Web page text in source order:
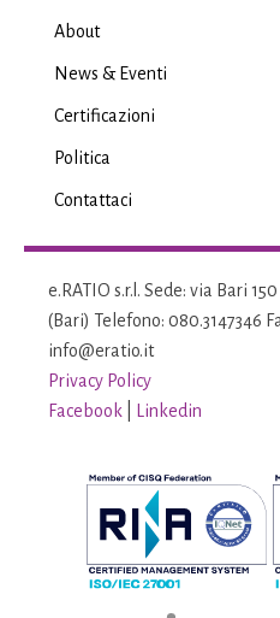
About
News & Eventi
Certificazioni
Politica
Contattaci
e.RATIO s.r.l. Sede: via Bari
(Bari) Telefono: 080.3147346
info@eratio.it
Privacy Policy
Facebook
Linkedin